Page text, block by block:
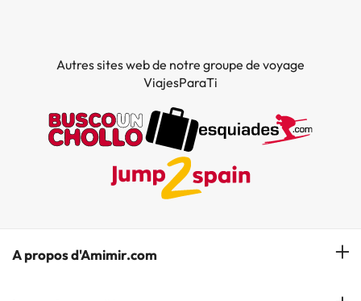
Autres sites web de notre groupe de voyage
ViajesParaTi
A propos d'Amimir.com
Notre équipe